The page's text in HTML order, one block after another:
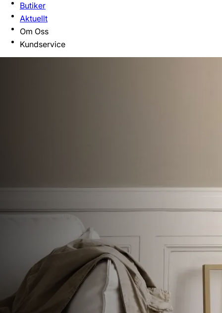
Butiker
Aktuellt
Om Oss
Kundservice